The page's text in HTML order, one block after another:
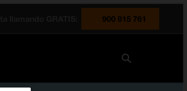
900 815 761